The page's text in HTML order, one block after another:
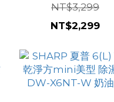
組(除濕石*1+還原座
本設計/台灣製造【
NT$3,299
NT$2,299